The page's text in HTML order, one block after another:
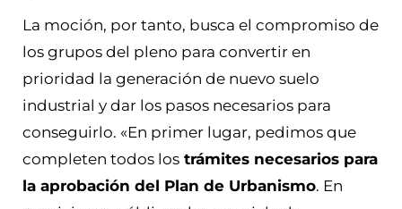
La moción, por tanto, busca el compromiso de
los grupos del pleno para convertir en
prioridad la generación de nuevo suelo
industrial y dar los pasos necesarios para
conseguirlo. «En primer lugar, pedimos que
completen todos los trámites necesarios para
la aprobación del Plan de Urbanismo. En